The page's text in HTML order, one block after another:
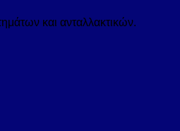
και ανταλλακτικών.